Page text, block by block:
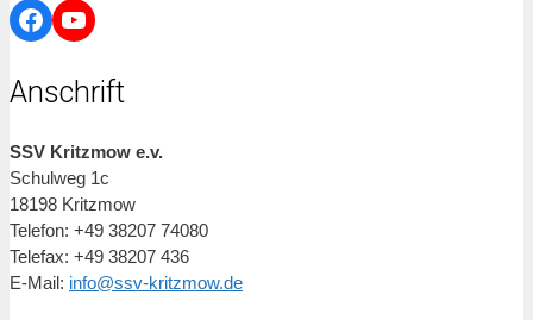
Facebook
YouTube
Anschrift
SSV Kritzmow e.v.
Schulweg 1c
18198 Kritzmow
Telefon: +49 38207 74080
Telefax: +49 38207 436
E-Mail: info@ssv-kritzmow.de